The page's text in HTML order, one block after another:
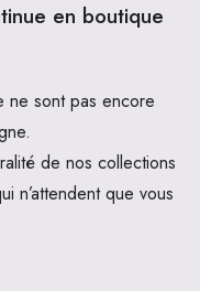
en boutique
ne sont pas encore
de nos collections
n’attendent que vous